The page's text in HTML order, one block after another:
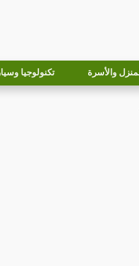
والأسرة تكنولوجيا